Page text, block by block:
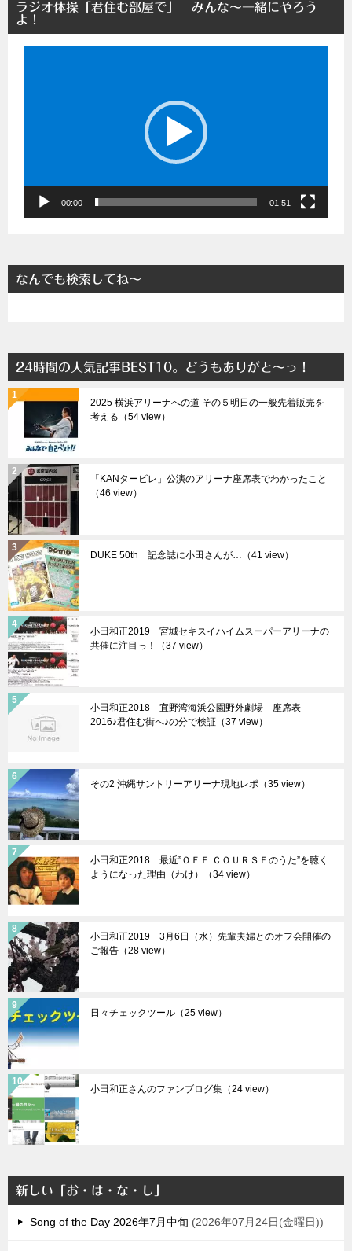
ラジオ体操「君住む部屋で」 みんな～一緒にやろう
よ！
00:00 01:51
なんでも検索してね～
24時間の人気記事BEST10。どうもありがと～っ！
2025 横浜アリーナへの道 その５明日の一般先着販売を
考える（54 view）
「KANタービレ」公演のアリーナ座席表でわかったこと
（46 view）
DUKE 50th 記念誌に小田さんが…（41 view）
小田和正2019 宮城セキスイハイムスーパーアリーナの
共催に注目っ！（37 view）
小田和正2018 宜野湾海浜公園野外劇場 座席表
2016♪君住む街へ♪の分で検証（37 view）
その2 沖縄サントリーアリーナ現地レポ（35 view）
小田和正2018 最近”ＯＦＦ ＣＯＵＲＳＥのうた”を聴く
ようになった理由（わけ）（34 view）
小田和正2019 3月6日（水）先輩夫婦とのオフ会開催の
ご報告（28 view）
日々チェックツール（25 view）
小田和正さんのファンブログ集（24 view）
新しい「お・は・な・し」
Song of the Day 2026年7月中旬 2026年07月24日(金曜日)